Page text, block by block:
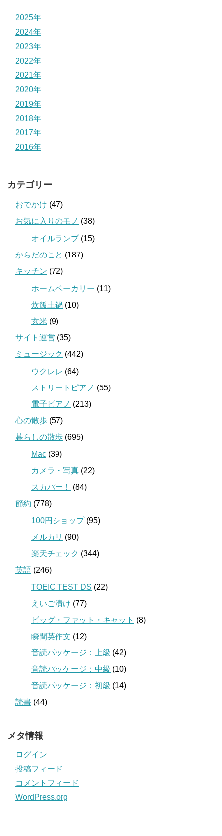
2025年
2024年
2023年
2022年
2021年
2020年
2019年
2018年
2017年
2016年
カテゴリー
おでかけ (47)
お気に入りのモノ (38)
オイルランプ(15)
からだのこと (187)
キッチン (72)
ホームベーカリー (11)
炊飯土鍋 (10)
玄米 (9)
サイト運営 (35)
ミュージック (442)
ウクレレ (64)
ストリートピアノ (55)
電子ピアノ (213)
心の散歩 (57)
暮らしの散歩 (695)
Mac (39)
カメラ・写真 (22)
スカパー！
(84)
節約 (778)
100円ショップ(95)
メルカリ (90)
楽天チェック (344)
英語 (246)
TOEIC TEST DS (22)
えいご漬け (77)
ビッグ・ファット・キャット (8)
瞬間英作文 (12)
音読パッケージ：上級 (42)
音読パッケージ：中級 (10)
音読パッケージ：初級 (14)
読書 (44)
メタ情報
ログイン
投稿フィード
コメントフィード
WordPress.org